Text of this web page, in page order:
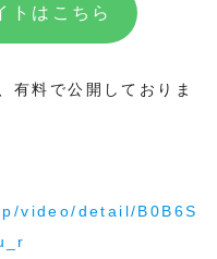
トはこちら
有料で公開しておりま
video/detail/B0B6S